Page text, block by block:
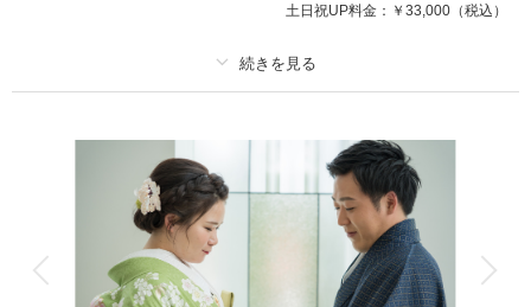
来店・オンライン を確認する
土日祝UP料金： ￥33,000 （税込）
新郎衣装1着
小物一式
データ 50 カット 台紙付写真
挙式
家族と撮影 家族用衣装レンタル ペットと撮影